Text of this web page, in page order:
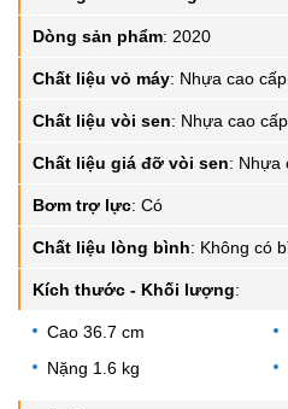
Dòng sản phẩm: 2020
Chất liệu vỏ máy: Nhựa cao cấp
Chất liệu vòi sen: Nhựa cao cấp
Chất liệu giá đỡ vòi sen: Nhựa
Bơm trợ lực: Có
Chất liệu lòng bình: Không có
Kích thước - Khối lượng:
Cao 36.7 cm
Nặng 1.6 kg